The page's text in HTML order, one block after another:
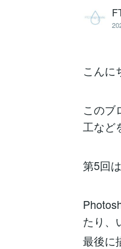
こんに
このブ
工など
第5回
たり、
最後に